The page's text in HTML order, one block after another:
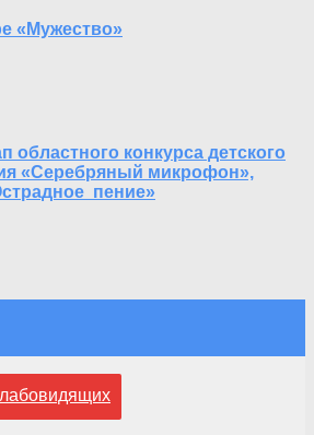
«Мужество»
областного конкурса детского
«Серебряный микрофон»,
пение»